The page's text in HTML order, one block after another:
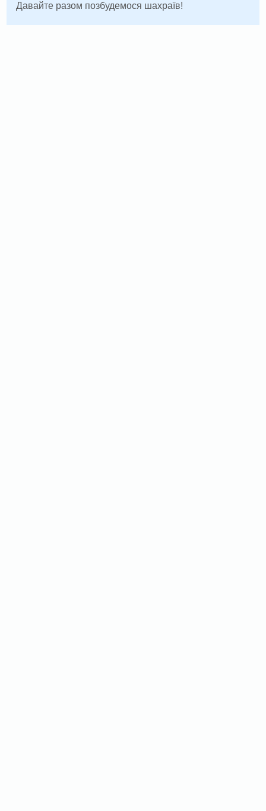
Давайте разом позбудемося шахраїв!